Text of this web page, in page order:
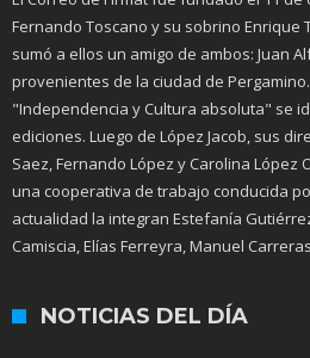
Fernando Toscano y su sobrino Enrique
sumó a ellos un amigo de ambos: Juan
provenientes de la ciudad de
"Independencia y Cultura absoluta" se
ediciones. Luego de López Jacob, sus
Saez, Fernando López y Carolina López
una cooperativa de trabajo conducida
actualidad la integran Estefanía
Camiscia, Elías Ferreyra, Manuel
NOTICIAS DEL DÍA